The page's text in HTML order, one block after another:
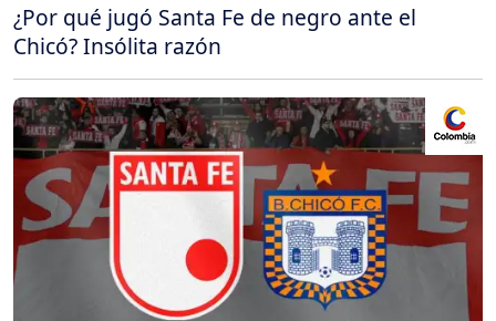
¿Por qué jugó Santa Fe de negro ante el
Chicó? Insólita razón